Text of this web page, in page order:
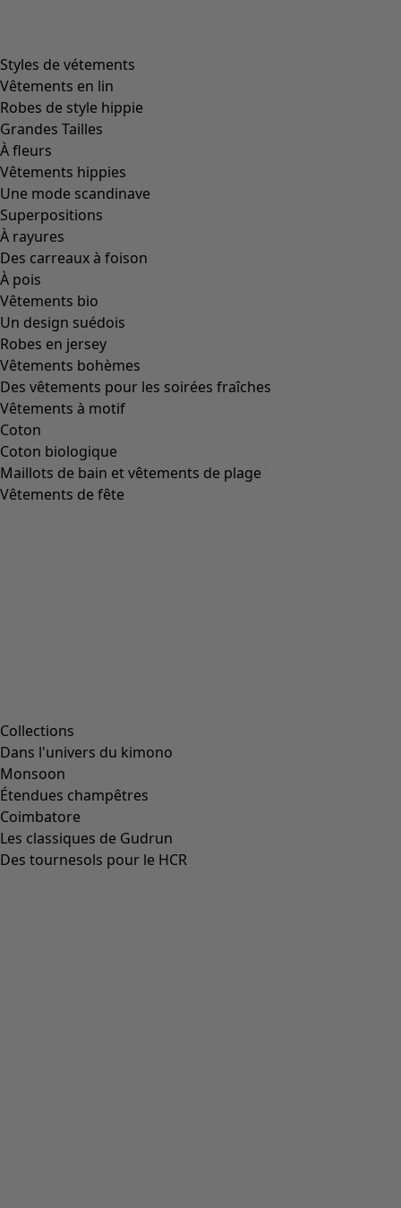
Styles de vétements
Vêtements en lin
Robes de style hippie
Grandes Tailles
À fleurs
Vêtements hippies
Une mode scandinave
Superpositions
À rayures
Des carreaux à foison
À pois
Vêtements bio
Un design suédois
Robes en jersey
Vêtements bohèmes
Des vêtements pour les soirées fraîches
Vêtements à motif
Coton
Coton biologique
Maillots de bain et vêtements de plage
Vêtements de fête
Collections
Dans l'univers du kimono
Monsoon
Étendues champêtres
Coimbatore
Les classiques de Gudrun
Des tournesols pour le HCR